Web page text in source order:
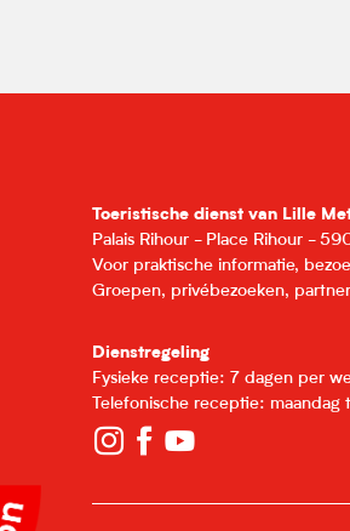
Toeristische dienst van Lille
Palais Rihour - Place Rihour -
Voor praktische informatie,
Groepen, privébezoeken,
Dienstregeling
Fysieke receptie: 7 dagen per
Telefonische receptie: